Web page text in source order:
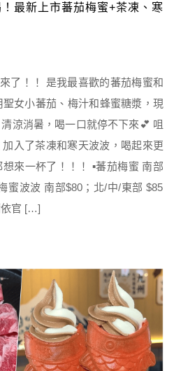
！最新上市蕃茄梅蜜+茶凍、寒
了！！ 是我最喜歡的蕃茄梅蜜和
女小蕃茄、梅汁和蜂蜜糖漿，現
涼消暑，喝一口就停不下來💕 咀
入了茶凍和寒天波波，喝起來更
來一杯了！！！ ▪️蕃茄梅蜜 南部
蜜波波 南部$80；北/中/東部 $85
依官 […]